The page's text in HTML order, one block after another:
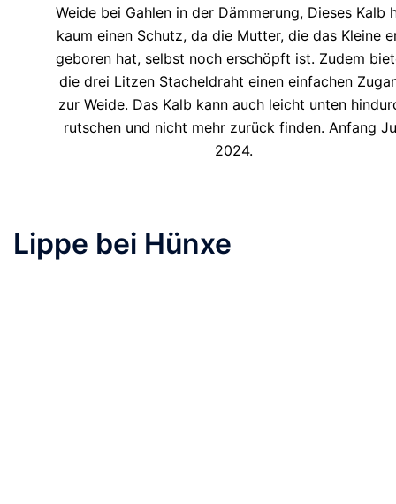
Weide bei Gahlen in der Dämmerung, Dieses Kalb
kaum einen Schutz, da die Mutter, die das Kleine
geboren hat, selbst noch erschöpft ist. Zudem
die drei Litzen Stacheldraht einen einfachen
zur Weide. Das Kalb kann auch leicht unten
rutschen und nicht mehr zurück finden. Anfang
2024.
Lippe bei Hünxe